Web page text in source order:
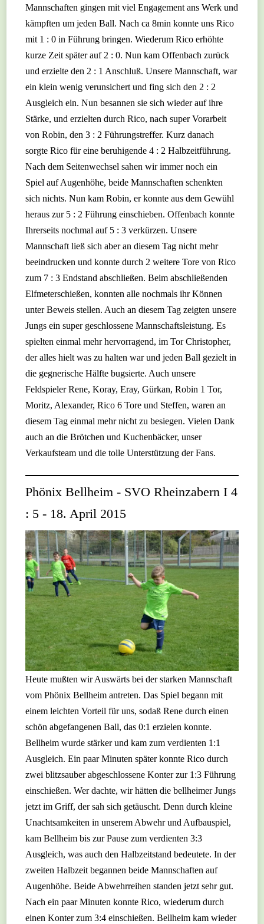
Mannschaften gingen mit viel Engagement ans Werk und
kämpften um jeden Ball. Nach ca 8min konnte uns Rico
mit 1 : 0 in Führung bringen. Wiederum Rico erhöhte
kurze Zeit später auf 2 : 0. Nun kam Offenbach zurück
und erzielte den 2 : 1 Anschluß. Unsere Mannschaft, war
ein klein wenig verunsichert und fing sich den 2 : 2
Ausgleich ein. Nun besannen sie sich wieder auf ihre
Stärke, und erzielten durch Rico, nach super Vorarbeit
von Robin, den 3 : 2 Führungstreffer. Kurz danach
sorgte Rico für eine beruhigende 4 : 2 Halbzeitführung.
Nach dem Seitenwechsel sahen wir immer noch ein
Spiel auf Augenhöhe, beide Mannschaften schenkten
sich nichts. Nun kam Robin, er konnte aus dem Gewühl
heraus zur 5 : 2 Führung einschieben. Offenbach konnte
Ihrerseits nochmal auf 5 : 3 verkürzen. Unsere
Mannschaft ließ sich aber an diesem Tag nicht mehr
beeindrucken und konnte durch 2 weitere Tore von Rico
zum 7 : 3 Endstand abschließen. Beim abschließenden
Elfmeterschießen, konnten alle nochmals ihr Können
unter Beweis stellen. Auch an diesem Tag zeigten unsere
Jungs ein super geschlossene Mannschaftsleistung. Es
spielten einmal mehr hervorragend, im Tor Christopher,
der alles hielt was zu halten war und jeden Ball gezielt in
die gegnerische Hälfte bugsierte. Auch unsere
Feldspieler Rene, Koray, Eray, Gürkan, Robin 1 Tor,
Moritz, Alexander, Rico 6 Tore und Steffen, waren an
diesem Tag einmal mehr nicht zu besiegen. Vielen Dank
auch an die Brötchen und Kuchenbäcker, unser
Verkaufsteam und die tolle Unterstützung der Fans.
Phönix Bellheim - SVO Rheinzabern I 4
: 5 - 18. April 2015
Heute mußten wir Auswärts bei der starken Mannschaft
vom Phönix Bellheim antreten. Das Spiel begann mit
einem leichten Vorteil für uns, sodaß Rene durch einen
schön abgefangenen Ball, das 0:1 erzielen konnte.
Bellheim wurde stärker und kam zum verdienten 1:1
Ausgleich. Ein paar Minuten später konnte Rico durch
zwei blitzsauber abgeschlossene Konter zur 1:3 Führung
einschießen. Wer dachte, wir hätten die bellheimer Jungs
jetzt im Griff, der sah sich getäuscht. Denn durch kleine
Unachtsamkeiten in unserem Abwehr und Aufbauspiel,
kam Bellheim bis zur Pause zum verdienten 3:3
Ausgleich, was auch den Halbzeitstand bedeutete. In der
zweiten Halbzeit begannen beide Mannschaften auf
Augenhöhe. Beide Abwehrreihen standen jetzt sehr gut.
Nach ein paar Minuten konnte Rico, wiederum durch
einen Konter zum 3:4 einschießen. Bellheim kam wieder